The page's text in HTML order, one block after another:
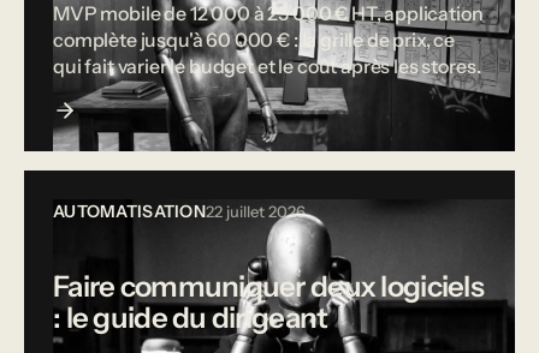
MVP mobile de 12 000 à 25 000 € HT, application
complète jusqu'à 60 000 € : la grille de prix, ce
qui fait varier le budget et le coût après les stores.
AUTOMATISATION22 juillet 2026
Faire communiquer deux logiciels
: le guide du dirigeant